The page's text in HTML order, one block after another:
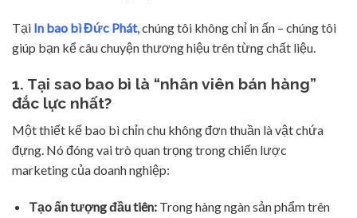
Tại In bao bì Đức Phát, chúng tôi không chỉ in ấn – chúng tôi
giúp bạn kể câu chuyện thương hiệu trên từng chất liệu.
1. Tại sao bao bì là “nhân viên bán hàng”
đắc lực nhất?
Một thiết kế bao bì chỉn chu không đơn thuần là vật chứa
đựng. Nó đóng vai trò quan trọng trong chiến lược
marketing của doanh nghiệp:
Tạo ấn tượng đầu tiên:Trong hàng ngàn sản phẩm trên